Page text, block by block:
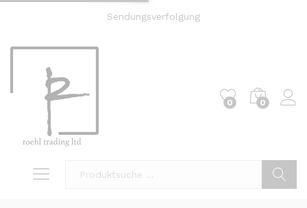
Sendungsverfolgung
0 0